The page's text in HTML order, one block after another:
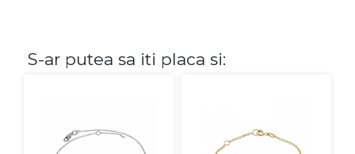
Diamante
S-ar putea sa iti placa si: